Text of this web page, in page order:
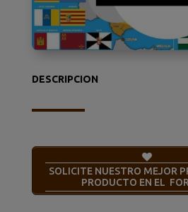
DESCRIPCION
SOLICITE NUESTRO MEJOR
PRODUCTO EN EL